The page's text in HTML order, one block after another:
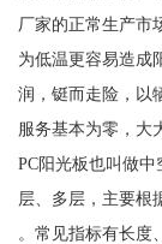
厂家的正常生产市
为低温更容易造成
润，铤而走险，以
服务基本为零，大
PC阳光板也叫做
层、多层，主要根
。常见指标有长度